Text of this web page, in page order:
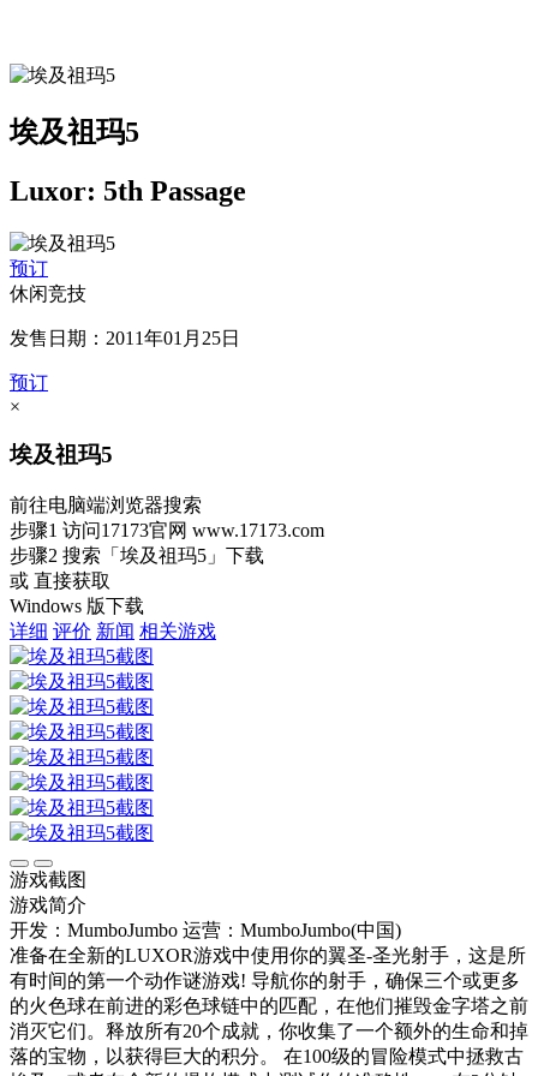
埃及祖玛5
Luxor: 5th Passage
预订
休闲竞技
发售日期：2011年01月25日
预订
×
埃及祖玛5
前往电脑端浏览器搜索
步骤1 访问17173官网 www.17173.com
步骤2 搜索 「埃及祖玛5」 下载
或 直接获取
Windows 版下载
详细 评价 新闻 相关游戏
游戏截图
游戏简介
开发：MumboJumbo 运营：MumboJumbo(中国)
准备在全新的LUXOR游戏中使用你的翼圣-圣光射手，这是所
有时间的第一个动作谜游戏! 导航你的射手，确保三个或更多
的火色球在前进的彩色球链中的匹配，在他们摧毁金字塔之前
消灭它们。释放所有20个成就，你收集了一个额外的生命和掉
落的宝物，以获得巨大的积分。 在100级的冒险模式中拯救古